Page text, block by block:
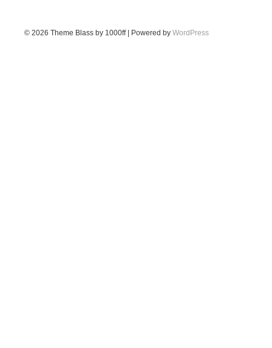
© 2026 Theme Blass by 1000ff | Powered by WordPress